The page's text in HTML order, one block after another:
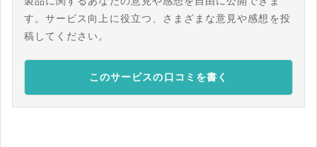
す。サービス向上に役立つ、さまざまな意見や感想を投
稿してください。
このサービスの口コミを書く